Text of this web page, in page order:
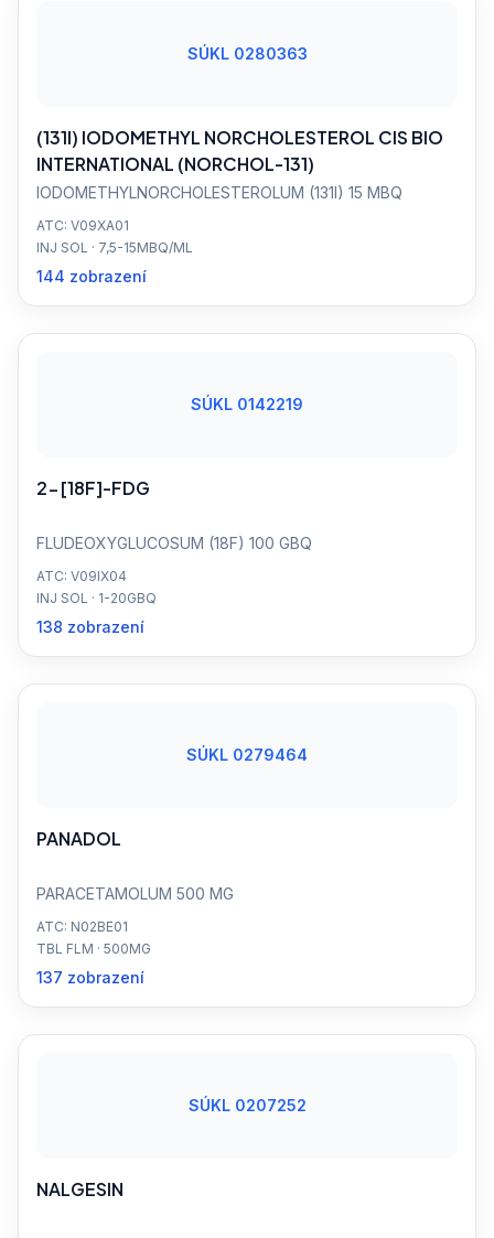
SÚKL 0280363
(131I) IODOMETHYL NORCHOLESTEROL CIS BIO
INTERNATIONAL (NORCHOL-131)
IODOMETHYLNORCHOLESTEROLUM (131I) 15 MBQ
ATC: V09XA01
INJ SOL · 7,5-15MBQ/ML
144 zobrazení
SÚKL 0142219
2-[18F]-FDG
FLUDEOXYGLUCOSUM (18F) 100 GBQ
ATC: V09IX04
INJ SOL · 1-20GBQ
138 zobrazení
SÚKL 0279464
PANADOL
PARACETAMOLUM 500 MG
ATC: N02BE01
TBL FLM · 500MG
137 zobrazení
SÚKL 0207252
NALGESIN